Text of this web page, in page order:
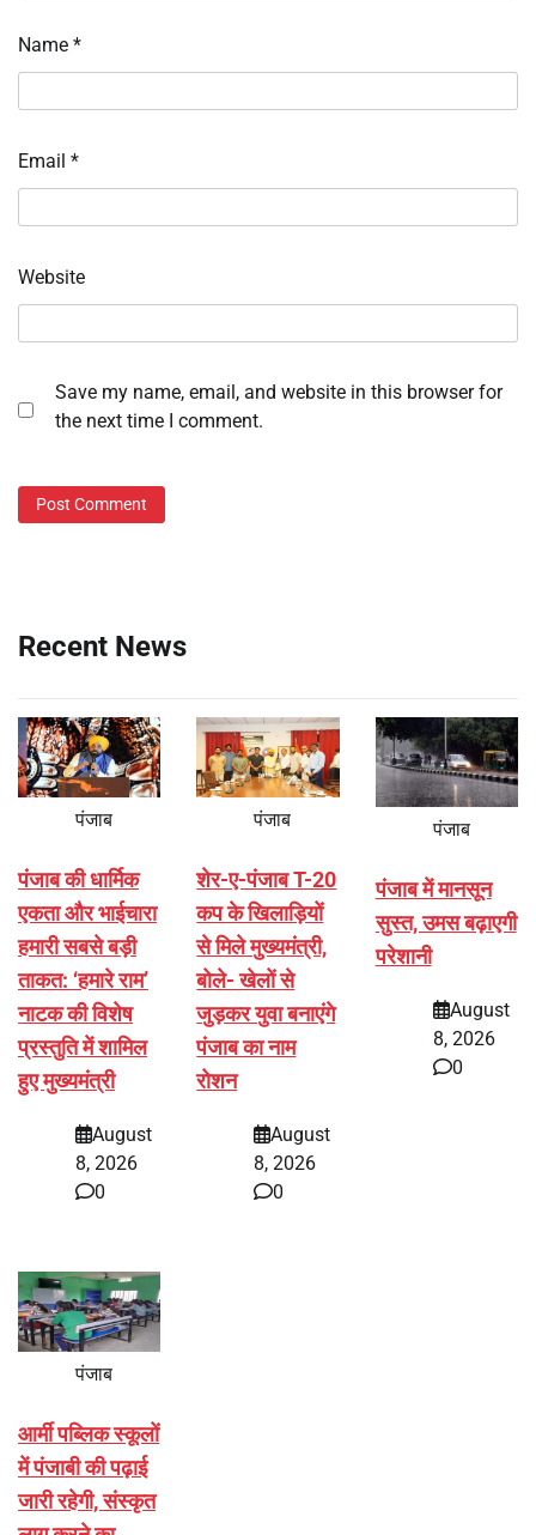
Name *
Email *
Website
Save my name, email, and website in this browser for
the next time I comment.
Recent News
पंजाब
पंजाब की धार्मिक
एकता और भाईचारा
हमारी सबसे बड़ी
ताकत: ‘हमारे राम’
नाटक की विशेष
प्रस्तुति में शामिल
हुए मुख्यमंत्री
August
8, 2026
0
पंजाब
शेर-ए-पंजाब T-20
कप के खिलाड़ियों
से मिले मुख्यमंत्री,
बोले- खेलों से
जुड़कर युवा बनाएंगे
पंजाब का नाम
रोशन
August
8, 2026
0
पंजाब
पंजाब में मानसून
सुस्त, उमस बढ़ाएगी
परेशानी
August
8, 2026
0
पंजाब
आर्मी पब्लिक स्कूलों
में पंजाबी की पढ़ाई
जारी रहेगी, संस्कृत